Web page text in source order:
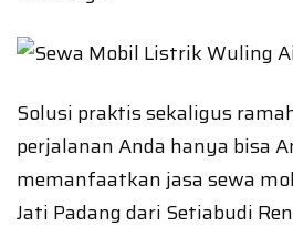
Solusi praktis sekaligus
perjalanan Anda hanya bisa
memanfaatkan jasa sewa
Jati Padang dari Setiabudi